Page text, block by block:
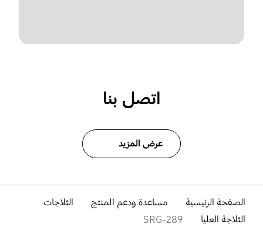
اتصل بنا
عرض المزيد
الصفحة الرئيسية مساعدة ودعم المنتج
الثلاجات
الثلاجة العليا
SRG-289